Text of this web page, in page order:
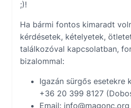
;)!
Ha bármi fontos kimaradt
kérdésetek, kételyetek,
találkozóval kapcsolatban,
bizalommal:
Igazán sürgős esetekre
+36 20 399 8127
Email: info@magonc.org